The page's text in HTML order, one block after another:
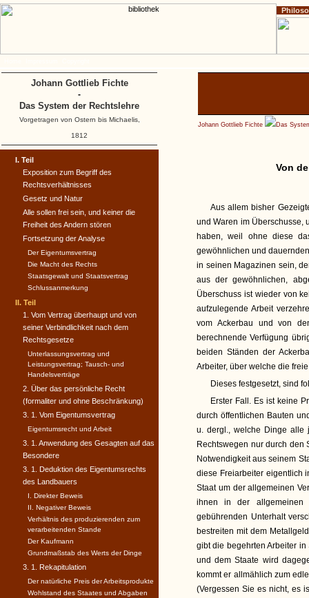
Johann Gottlieb Fichte Das
Von
Aus allem bisher
und Waren im Überschusse,
haben, weil ohne diese
gewöhnlichen und
in seinen Magazinen sein,
aus der gewöhnlichen,
Überschuss ist wieder von
aufzulegende Arbeit
vom Ackerbau und von
berechnende Verfügung
beiden Ständen der
Arbeiter, über welche die
Dieses festgesetzt, sind
Erster Fall. Es ist keine
durch öffentlichen Bauten
u. dergl., welche Dinge alle
Rechtswegen nur durch den
Notwendigkeit aus seinem
diese Freiarbeiter eigentlich
Staat um der allgemeinen
ihnen in der allgemeinen
gebührenden Unterhalt
bestreiten mit dem
gibt die begehrten Arbeiter
und dem Staate wird
kommt er allmählich zum
(Vergessen Sie es nicht, es
I. Teil
Exposition zum Begriff des
Rechtsverhältnisses
Gesetz und Natur
Alle sollen frei sein, und keiner die
Freiheit des Andern stören
Fortsetzung der Analyse
Der Eigentumsvertrag
Die Macht des Rechts
Staatsgewalt und Staatsvertrag
Schlussanmerkung
II. Teil
1. Vom Vertrag überhaupt und von
seiner Verbindlichkeit nach dem
Rechtsgesetze
Unterlassungsvertrag und
Leistungsvertrag; Tausch- und
Handelsverträge
2. Über das persönliche Recht
(formaliter und ohne Beschränkung)
3. 1. Vom Eigentumsvertrag
Eigentumsrecht und Arbeit
3. 1. Anwendung des Gesagten auf das
Besondere
3. 1. Deduktion des Eigentumsrechts
des Landbauers
I. Direkter Beweis
II. Negativer Beweis
Verhältnis des produzierenden zum
verarbeitenden Stande
Der Kaufmann
Grundmaßstab des Werts der Dinge
3. 1. Rekapitulation
Der natürliche Preis der Arbeitsprodukte
Wohlstand des Staates und Abgaben
Johann Gottlieb Fichte
-
Das System der Rechtslehre
Vorgetragen von Ostern bis Michaelis,
1812